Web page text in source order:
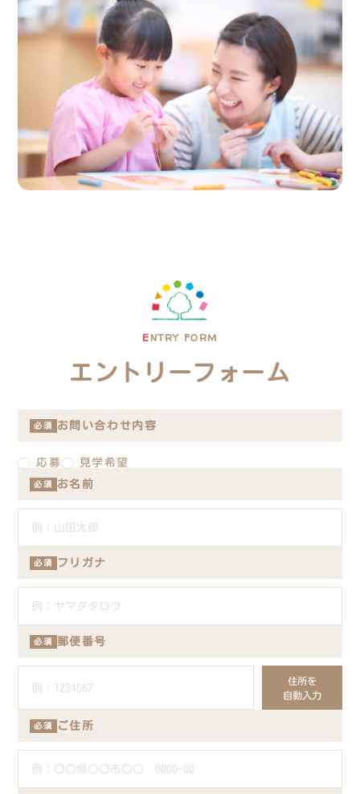
ENTRY FORM
エントリーフォーム
必須 お問い合わせ内容
応募 見学希望
必須 お名前
必須 フリガナ
必須 郵便番号
住所を
自動入力
必須 ご住所